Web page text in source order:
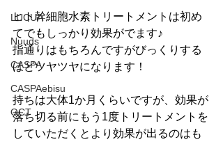
LUCUA
Nuuds
CASPA
CASPAebisu
OCT
ヒト幹細胞水素トリートメントは初め
てでもしっかり効果がでます♪
指通りはもちろんですがびっくりする
ほどツヤツヤになります！
持ちは大体1か月くらいですが、効果が
落ち切る前にもう1度トリートメントを
していただくとより効果が出るのはも